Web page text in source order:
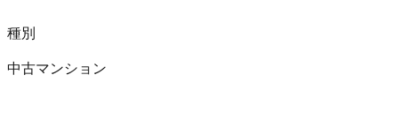
種別
中古マンション